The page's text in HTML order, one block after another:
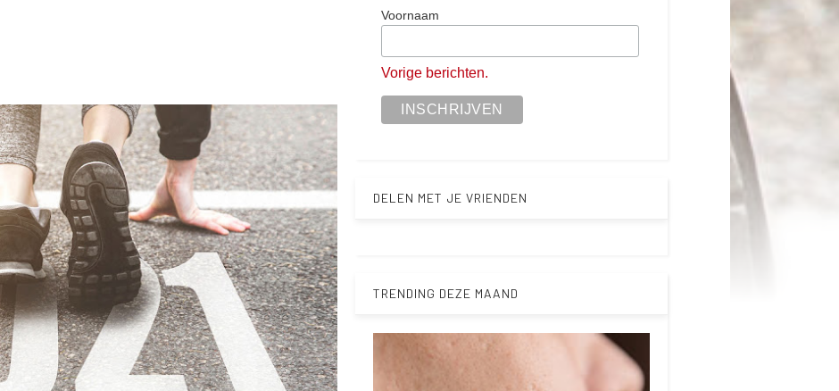
Voornaam
Vorige berichten.
DELEN MET JE VRIENDEN
TRENDING DEZE MAAND